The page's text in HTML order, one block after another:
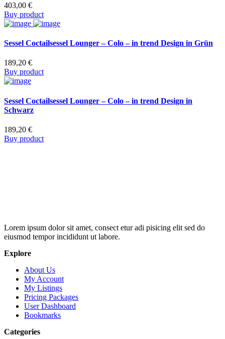
403,00 €
Buy product
Sessel Coctailsessel Lounger – Colo – in trend Design in Grün
189,20 €
Buy product
Sessel Coctailsessel Lounger – Colo – in trend Design in
Schwarz
189,20 €
Buy product
Lorem ipsum dolor sit amet, consect etur adi pisicing elit sed do
eiusmod tempor incididunt ut labore.
Explore
About Us
My Account
My Listings
Pricing Packages
User Dashboard
Bookmarks
Categories